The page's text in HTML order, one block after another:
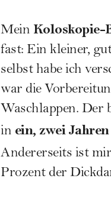
Mein Koloskopie-
fast: Ein kleiner,
selbst habe ich
war die
Waschlappen. Der
in ein, zwei
Andererseits ist
Prozent der